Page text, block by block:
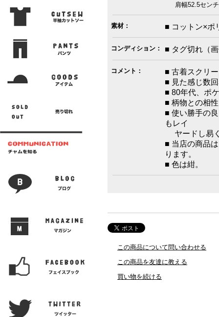
肩幅52.5セン
素材： ■ コットン×ポ
コンディション： ■ タグ切れ（
コメント：
■ 古着スクリ
■ 見た感じ数
■ 80年代、ポ
■ 柄物との相
■ 使い勝手の
もレイ
ヤードし易
■ 当店の商品
ります。
■ 色は紺。
この商品について問い合わせる
この商品を友達に教える
買い物を続ける